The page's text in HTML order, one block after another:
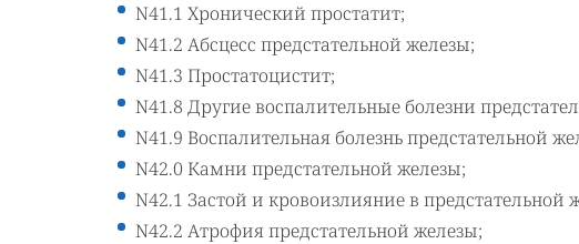
N41.1 Хронический простатит;
N41.2 Абсцесс предстательной железы;
N41.3 Простатоцистит;
N41.8 Другие воспалительные болезни
N41.9 Воспалительная болезнь предстательной
N42.0 Камни предстательной железы;
N42.1 Застой и кровоизлияние в предстательной
N42.2 Атрофия предстательной железы;